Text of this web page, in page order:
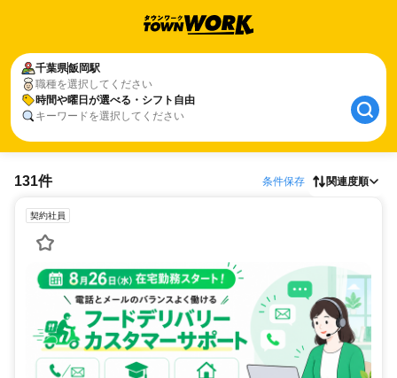
千葉県飯岡駅
職種を選択してください
時間や曜日が選べる・シフト自由
キーワードを選択してください
131件 条件保存 関連度順
契約社員